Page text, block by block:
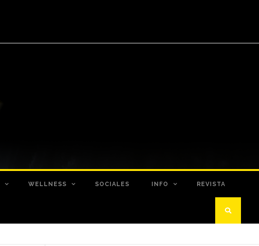
WELLNESS SOCIALES INFO REVISTA